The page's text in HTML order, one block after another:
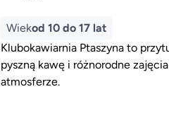
Wiekod 10 do 17 lat
Klubokawiarnia Ptaszyna to
pyszną kawę i różnorodne
atmosferze.